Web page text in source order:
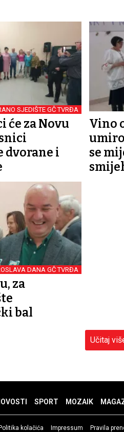
SJEDIŠTE GČ TVRĐA
za Novu
dvorane i
Vino
se
DANA GČ TVRĐA
za
bal
Učitaj
SPORT MOZAIK
kolačića Impressum Pravila